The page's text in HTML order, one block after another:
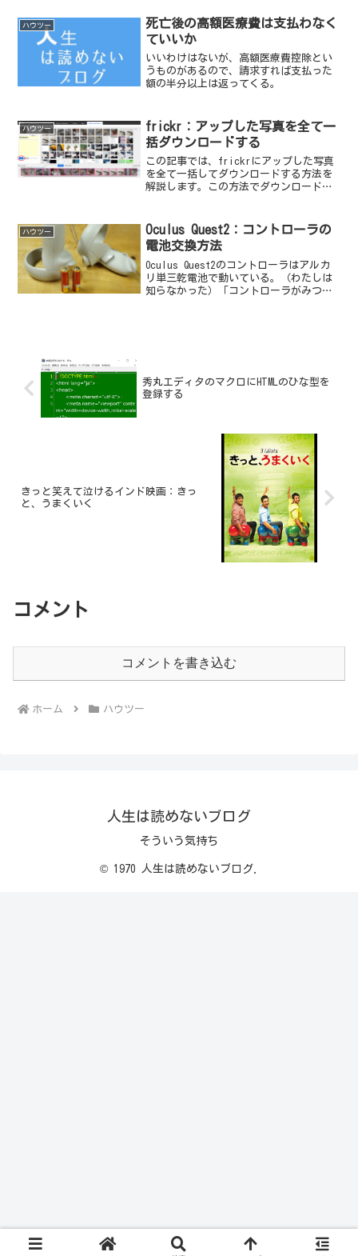
ハウツー
死亡後の高額医療費は支払わなく
ていいか
いいわけはないが、高額医療費控除とい
うものがあるので、請求すれば支払った
額の半分以上は返ってくる。
ハウツー
frickr：アップした写真を全て一
括ダウンロードする
この記事では、frickrにアップした写真
を全て一括してダウンロードする方法を
解説します。この方法でダウンロードで
frickrの画像ダウンロードは、いきなり
ダウンロード...
ハウツー
Oculus Quest2：コントローラの
電池交換方法
Oculus Quest2のコントローラはアルカ
リ単三乾電池で動いている。（わたしは
知らなかった）「コントローラがみつか
秀丸エディタのマクロにHTMLのひな型を
登録する
きっと笑えて泣けるインド映画：きっ
と、うまくいく
コメント
コメントを書き込む
ホーム ハウツー
人生は読めないブログ
そういう気持ち
© 1970 人生は読めないブログ.